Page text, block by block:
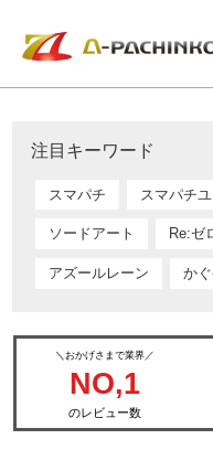
注目キーワード
スマパチ スマパチ
ソードアート Re:ゼ
アズールレーン か
＼おかげさまで業界／
NO,1
のレビュー数